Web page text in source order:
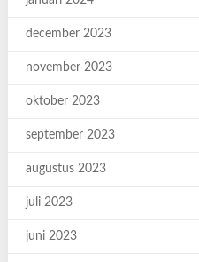
december 2023
november 2023
oktober 2023
september 2023
augustus 2023
juli 2023
juni 2023